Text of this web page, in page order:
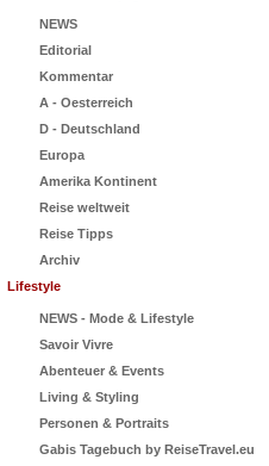
NEWS
Editorial
Kommentar
A - Oesterreich
D - Deutschland
Europa
Amerika Kontinent
Reise weltweit
Reise Tipps
Archiv
Lifestyle
NEWS - Mode & Lifestyle
Savoir Vivre
Abenteuer & Events
Living & Styling
Personen & Portraits
Gabis Tagebuch by ReiseTravel.eu